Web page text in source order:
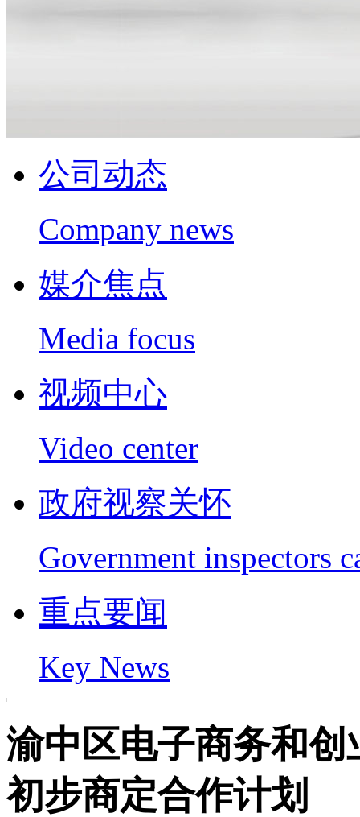
公司动态
Company news
媒介焦点
Media focus
视频中心
Video center
政府视察关怀
Government inspectors
重点要闻
Key News
渝中区电子商务和
初步商定合作计划